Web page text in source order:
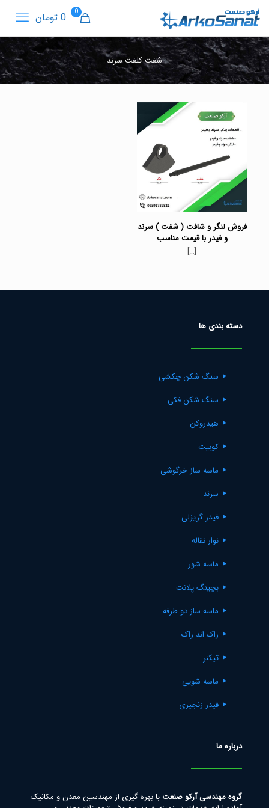
0 0 تومان
شفت کلفت سرند
فروش لنگر و شافت ( شفت ) سرند
و فیدر با قیمت مناسب
[…]
دسته بندی ها
سنگ شکن چکشی
سنگ شکن فکی
هیدروکن
کوبیت
ماسه ساز خرگوشی
سرند
فیدر گریزلی
نوار نقاله
ماسه شور
بچینگ پلانت
ماسه ساز دو طرفه
راک اند راک
تیکنر
ماسه شویی
فیدر زنجیری
درباره ما
گروه مهندسی آرکو صنعتبا بهره گیری از مهندسین معدن و مکانیک